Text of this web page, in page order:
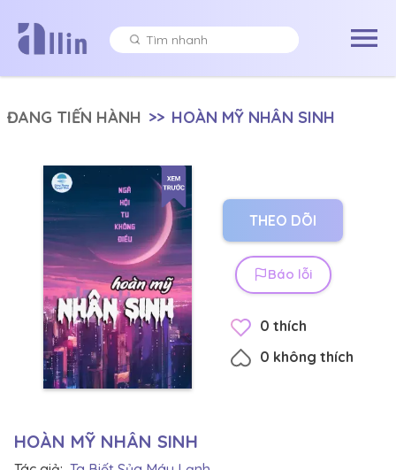
ĐANG TIẾN HÀNH >> HOÀN MỸ NHÂN SINH
THEO DÕI
Báo lỗi
0 thích
0 không thích
HOÀN MỸ NHÂN SINH